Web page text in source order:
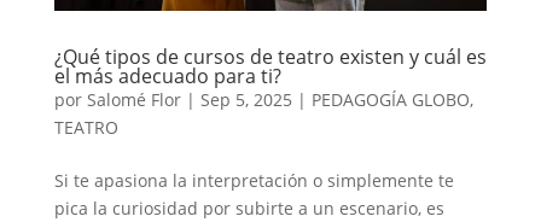
¿Qué tipos de cursos de teatro existen y cuál es
el más adecuado para ti?
por Salomé Flor| Sep 5, 2025 | PEDAGOGÍA GLOBO,
TEATRO
Si te apasiona la interpretación o simplemente te
pica la curiosidad por subirte a un escenario, es